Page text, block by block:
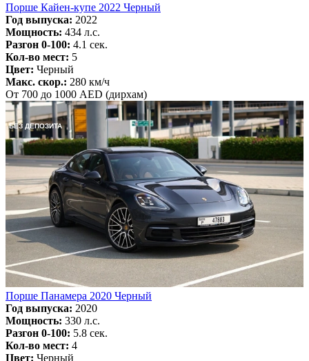
Порше Кайен-купе 2022 Черный
Год выпуска: 2022
Мощность: 434 л.с.
Разгон 0-100: 4.1 сек.
Кол-во мест: 5
Цвет: Черный
Макс. скор.: 280 км/ч
От 700 до 1000 AED (дирхам)
БЕЗ ДЕПОЗИТА
Порше Панамера 2020 Черный
Год выпуска: 2020
Мощность: 330 л.с.
Разгон 0-100: 5.8 сек.
Кол-во мест: 4
Цвет: Черный